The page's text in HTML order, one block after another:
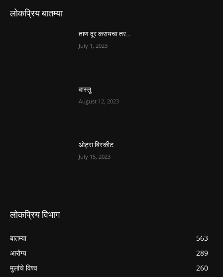
लोकप्रिय बातम्या
ताण दूर करायचा तर…
July 1, 2023
वास्तू
August 12, 2023
ओट्स बिस्कीट
July 15, 2023
लोकप्रिय विभाग
बातम्या
563
आरोग्य
289
मुलांचे विश्व
260